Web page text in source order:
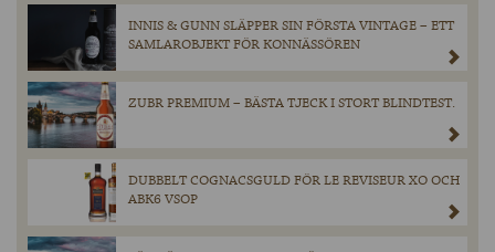
INNIS & GUNN SLÄPPER SIN FÖRSTA VINTAGE – ETT
SAMLAROBJEKT FÖR KONNÄSSÖREN
ZUBR PREMIUM – BÄSTA TJECK I STORT BLINDTEST.
DUBBELT COGNACSGULD FÖR LE REVISEUR XO OCH
ABK6 VSOP